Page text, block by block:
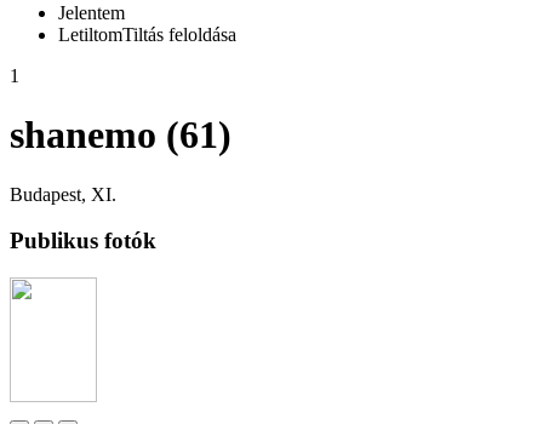
Jelentem
LetiltomTiltás feloldása
1
shanemo (61)
Budapest, XI.
Publikus fotók